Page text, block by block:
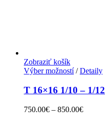
Zobraziť košík
Výber možností / Detaily
T 16×16 1/10 – 1/12
750.00€ – 850.00€